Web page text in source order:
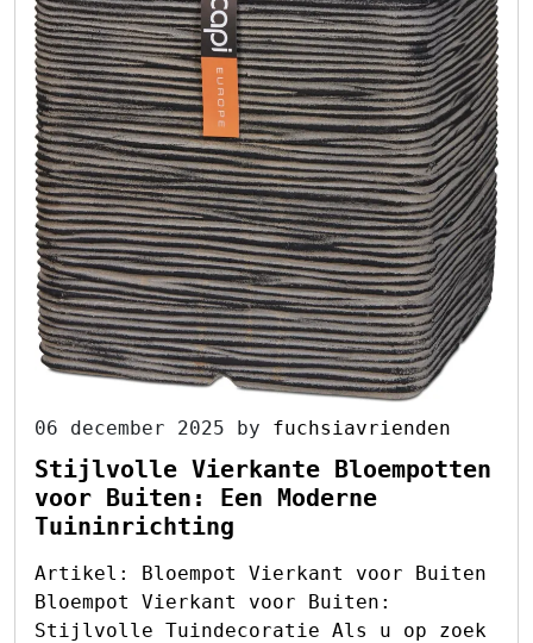
06 december 2025 by fuchsiavrienden
Stijlvolle Vierkante Bloempotten
voor Buiten: Een Moderne
Tuininrichting
Artikel: Bloempot Vierkant voor Buiten
Bloempot Vierkant voor Buiten:
Stijlvolle Tuindecoratie Als u op zoek